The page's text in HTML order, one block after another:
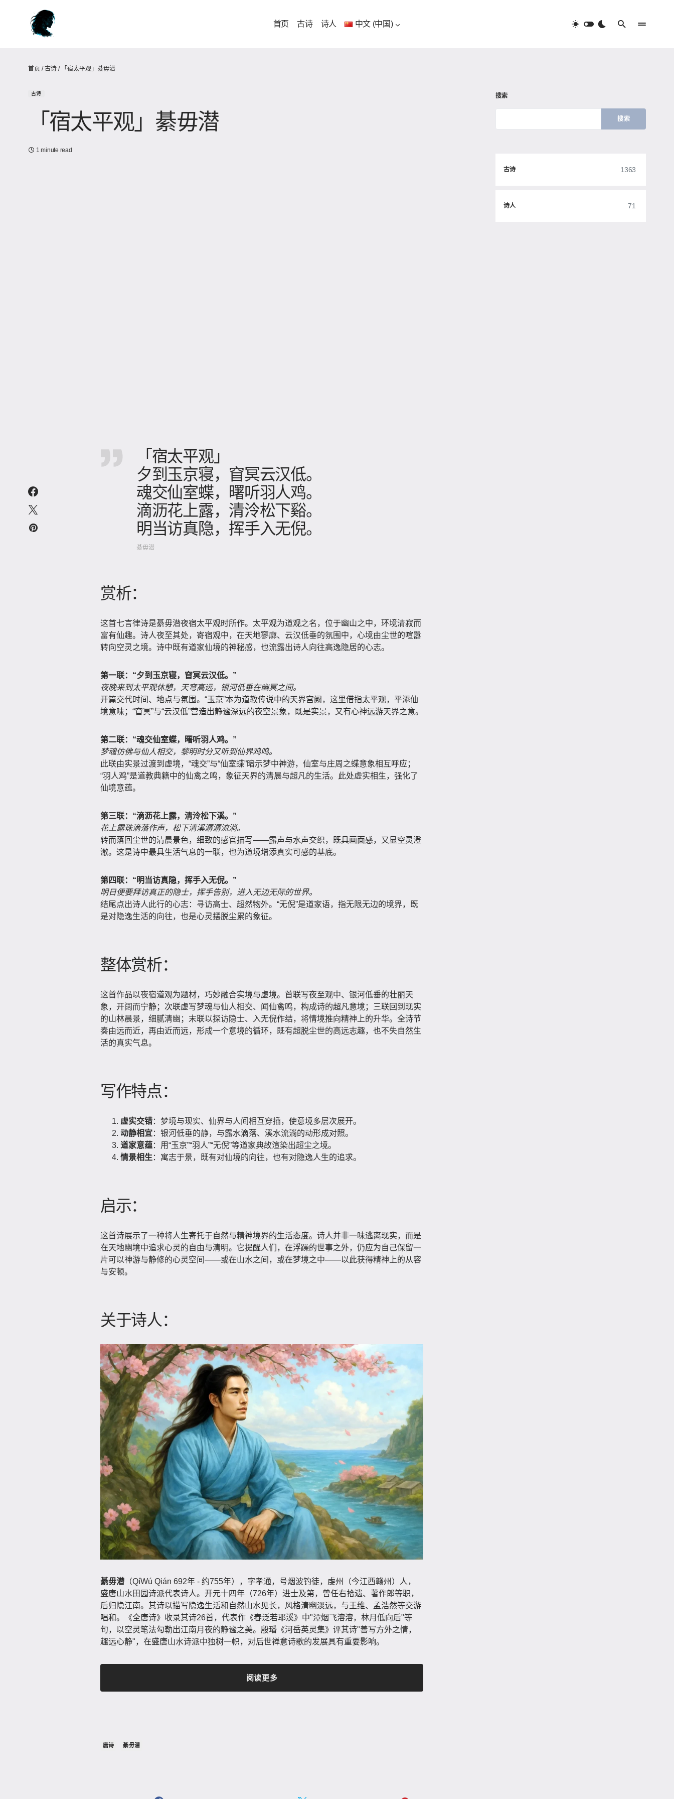
首页 古诗 诗人 中文 (中国)
首页 /古诗 / 「宿太平观」綦毋潜
古诗
「宿太平观」綦毋潜
1 minute read
「宿太平观」
夕到玉京寝，窅冥云汉低。
魂交仙室蝶，曙听羽人鸡。
滴沥花上露，清泠松下谿。
明当访真隐，挥手入无倪。
綦毋潜
赏析：
这首七言律诗是綦毋潜夜宿太平观时所作。太平观为道观之名，位于幽山之中，环境清寂而
富有仙趣。诗人夜至其处，寄宿观中，在天地寥廓、云汉低垂的氛围中，心境由尘世的喧嚣
转向空灵之境。诗中既有道家仙境的神秘感，也流露出诗人向往高逸隐居的心志。
第一联：“夕到玉京寝，窅冥云汉低。”
夜晚来到太平观休憩，天穹高远，银河低垂在幽冥之间。
开篇交代时间、地点与氛围。“玉京”本为道教传说中的天界宫阙，这里借指太平观，平添仙
境意味；“窅冥”与“云汉低”营造出静谧深远的夜空景象，既是实景，又有心神远游天界之意。
第二联：“魂交仙室蝶，曙听羽人鸡。”
梦魂仿佛与仙人相交，黎明时分又听到仙界鸡鸣。
此联由实景过渡到虚境，“魂交”与“仙室蝶”暗示梦中神游，仙室与庄周之蝶意象相互呼应；
“羽人鸡”是道教典籍中的仙禽之鸣，象征天界的清晨与超凡的生活。此处虚实相生，强化了
仙境意蕴。
第三联：“滴沥花上露，清泠松下溪。”
花上露珠滴落作声，松下清溪潺潺流淌。
转而落回尘世的清晨景色，细致的感官描写——露声与水声交织，既具画面感，又显空灵澄
澈。这是诗中最具生活气息的一联，也为道境增添真实可感的基底。
第四联：“明当访真隐，挥手入无倪。”
明日便要拜访真正的隐士，挥手告别，进入无边无际的世界。
结尾点出诗人此行的心志：寻访高士、超然物外。“无倪”是道家语，指无限无边的境界，既
是对隐逸生活的向往，也是心灵摆脱尘累的象征。
整体赏析：
这首作品以夜宿道观为题材，巧妙融合实境与虚境。首联写夜至观中、银河低垂的壮丽天
象，开阔而宁静；次联虚写梦魂与仙人相交、闻仙禽鸣，构成诗的超凡意境；三联回到现实
的山林晨景，细腻清幽；末联以探访隐士、入无倪作结，将情境推向精神上的升华。全诗节
奏由远而近，再由近而远，形成一个意境的循环，既有超脱尘世的高远志趣，也不失自然生
活的真实气息。
写作特点：
虚实交错：梦境与现实、仙界与人间相互穿插，使意境多层次展开。
动静相宜：银河低垂的静，与露水滴落、溪水流淌的动形成对照。
道家意蕴：用“玉京”“羽人”“无倪”等道家典故渲染出超尘之境。
情景相生 ：寓志于景，既有对仙境的向往，也有对隐逸人生的追求。
启示：
这首诗展示了一种将人生寄托于自然与精神境界的生活态度。诗人并非一味逃离现实，而是
在天地幽境中追求心灵的自由与清明。它提醒人们，在浮躁的世事之外，仍应为自己保留一
片可以神游与静修的心灵空间——或在山水之间，或在梦境之中——以此获得精神上的从容
与安顿。
关于诗人：
綦毋潜（QíWú Qián 692年 - 约755年），字孝通，号烟波钓徒，虔州（今江西赣州）人，
盛唐山水田园诗派代表诗人。开元十四年（726年）进士及第，曾任右拾遗、著作郎等职，
后归隐江南。其诗以描写隐逸生活和自然山水见长，风格清幽淡远，与王维、孟浩然等交游
唱和。《全唐诗》收录其诗26首，代表作《春泛若耶溪》中"潭烟飞溶溶，林月低向后"等
句，以空灵笔法勾勒出江南月夜的静谧之美。殷璠《河岳英灵集》评其诗"善写方外之情，
趣远心静"，在盛唐山水诗派中独树一帜，对后世禅意诗歌的发展具有重要影响。
阅读更多
唐诗 綦毋潜
搜索
搜索
古诗 1363
诗人 71